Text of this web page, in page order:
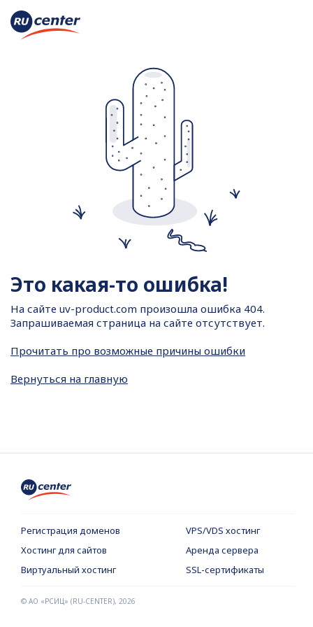
Это какая-то ошибка!
На сайте uv-product.com произошла ошибка 404.
Запрашиваемая страница на сайте отсутствует.
Прочитать про возможные причины ошибки
Вернуться на главную
Регистрация доменов
VPS/VDS хостинг
Хостинг для сайтов
Аренда сервера
Виртуальный хостинг
SSL-сертификаты
© АО «РСИЦ» (RU-CENTER), 2026